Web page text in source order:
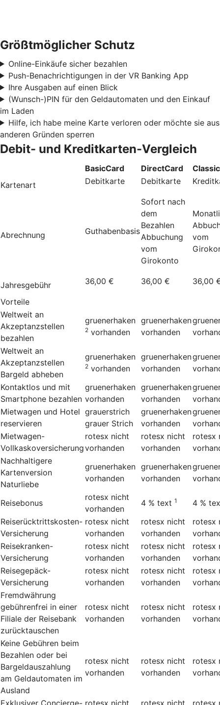
Größtmöglicher Schutz
Online-Einkäufe sicher bezahlen
Push-Benachrichtigungen in der VR Banking App
Ihre Ausgaben auf einen Blick
(Wunsch-)PIN für den Geldautomaten und den Einkauf
im Laden
Hilfe, ich habe meine Karte verloren oder möchte sie aus
anderen Gründen sperren
Debit- und Kreditkarten-Vergleich
BasicCard DirectCard
Kartenart
Debitkarte Debitkarte
Abrechnung Guthabenbasis
Sofort nach
dem
Bezahlen
Abbuchung
vom
Girokonto
vom
Jahresgebühr 36,00 € 36,00 € 36,00
Vorteile
Weltweit an
Akzeptanzstellen
bezahlen
gruenerhaken
2 vorhanden
gruenerhaken
vorhanden
Weltweit an
Akzeptanzstellen
Bargeld abheben
gruenerhaken
2 vorhanden
gruenerhaken
vorhanden
Kontaktlos und mit
Smartphone bezahlen
gruenerhaken
vorhanden
gruenerhaken
vorhanden
Mietwagen und Hotel
reservieren
grauerstrich
grauer Strich
gruenerhaken
vorhanden
Mietwagen-
Vollkaskoversicherung
rotesx nicht
vorhanden
rotesx nicht
vorhanden
rotesx
Nachhaltigere
Kartenversion
Naturliebe
gruenerhaken
vorhanden
gruenerhaken
vorhanden
Reisebonus
rotesx nicht
vorhanden
4 % text 1 4 %
Reiserücktrittskosten-
Versicherung
rotesx nicht
vorhanden
rotesx nicht
vorhanden
rotesx
Reisekranken-
Versicherung
rotesx nicht
vorhanden
rotesx nicht
vorhanden
rotesx
Reisegepäck-
Versicherung
rotesx nicht
vorhanden
rotesx nicht
vorhanden
rotesx
Fremdwährung
gebührenfrei in einer
Filiale der Reisebank
zurücktauschen
rotesx nicht
vorhanden
rotesx nicht
vorhanden
rotesx
Keine Gebühren beim
Bezahlen oder bei
Bargeldauszahlung
am Geldautomaten im
Ausland
rotesx nicht
vorhanden
rotesx nicht
vorhanden
rotesx
Exklusiver Concierge- rotesx nicht rotesx nicht rotesx